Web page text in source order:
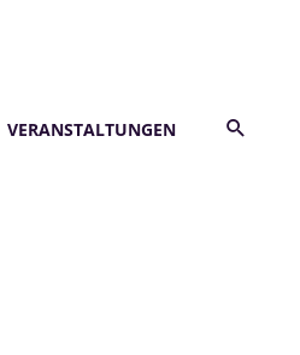
VERANSTALTUNGEN